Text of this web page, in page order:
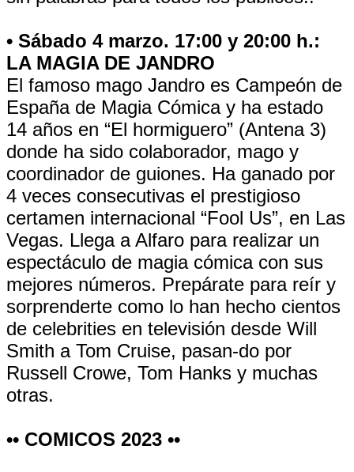
• Sábado 4 marzo. 17:00 y 20:00 h.:
LA MAGIA DE JANDRO
El famoso mago Jandro es Campeón de
España de Magia Cómica y ha estado
14 años en “El hormiguero” (Antena 3)
donde ha sido colaborador, mago y
coordinador de guiones. Ha ganado por
4 veces consecutivas el prestigioso
certamen internacional “Fool Us”, en Las
Vegas. Llega a Alfaro para realizar un
espectáculo de magia cómica con sus
mejores números. Prepárate para reír y
sorprenderte como lo han hecho cientos
de celebrities en televisión desde Will
Smith a Tom Cruise, pasan-do por
Russell Crowe, Tom Hanks y muchas
otras.
•• COMICOS 2023 ••